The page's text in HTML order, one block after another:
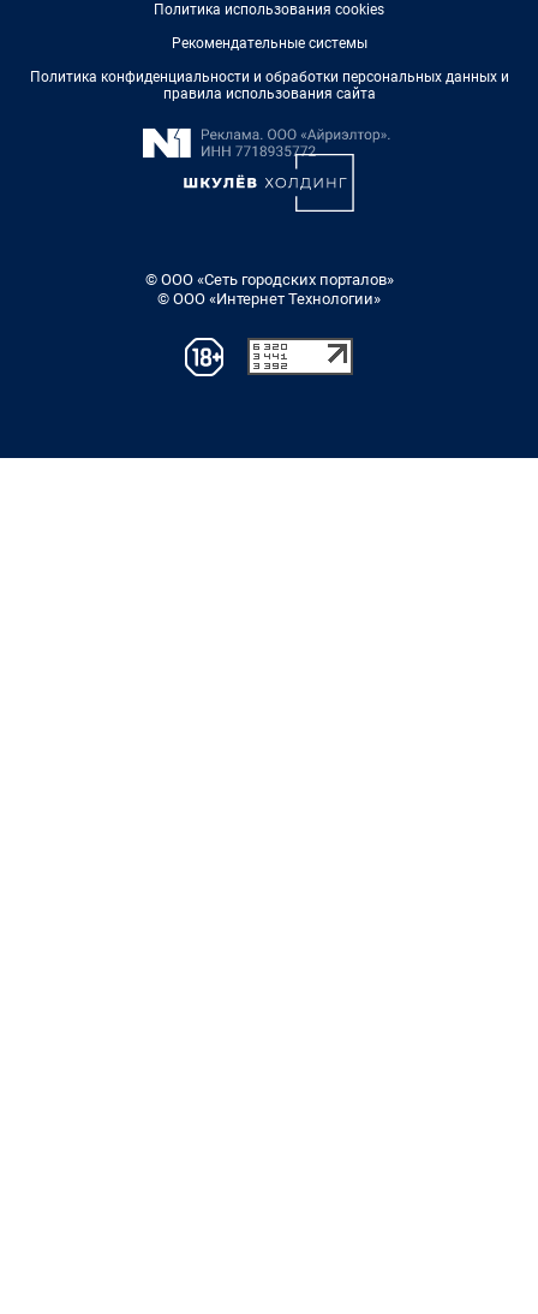
Политика использования cookies
Рекомендательные системы
Политика конфиденциальности и обработки персональных данных и
правила использования сайта
© ООО «Сеть городских порталов»
© ООО «Интернет Технологии»